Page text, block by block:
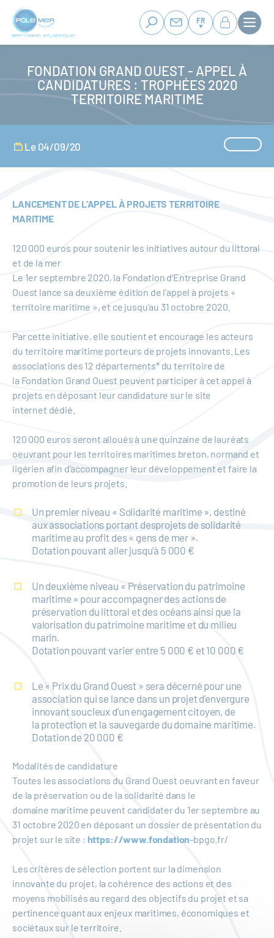
Panneau de gestion des cookies
Aller
contenu
FR
FONDATION GRAND OUEST - APPEL À
CANDIDATURES : TROPHÉES 2020
TERRITOIRE MARITIME
Le 04/09/20
LANCEMENT DE L’APPEL À PROJETS TERRITOIRE
MARITIME
120 000 euros pour soutenir les initiatives autour du littoral
et de la mer
Le 1er septembre 2020, la Fondation d’Entreprise Grand
Ouest lance sa deuxième édition de l’appel à projets «
territoire maritime », et ce jusqu’au 31 octobre 2020.
Par cette initiative, elle soutient et encourage les acteurs
du territoire maritime porteurs de projets innovants. Les
associations des 12 départements* du territoire de
la Fondation Grand Ouest peuvent participer à cet appel à
projets en déposant leur candidature sur le site
internet dédié.
120 000 euros seront alloués à une quinzaine de lauréats
oeuvrant pour les territoires maritimes breton, normand et
ligérien afin d’accompagner leur développement et faire la
promotion de leurs projets.
Un premier niveau « Solidarité maritime », destiné
aux associations portant desprojets de solidarité
maritime au profit des « gens de mer ».
Dotation pouvant aller jusqu’à 5 000 €
Un deuxième niveau « Préservation du patrimoine
maritime » pour accompagner des actions de
préservation du littoral et des océans ainsi que la
valorisation du patrimoine maritime et du milieu
marin.
Dotation pouvant varier entre 5 000 € et 10 000 €
Le « Prix du Grand Ouest » sera décerné pour une
association qui se lance dans un projet d’envergure
innovant soucieux d’un engagement citoyen, de
la protection et la sauvegarde du domaine maritime.
Dotation de 20 000 €
Modalités de candidature
Toutes les associations du Grand Ouest oeuvrant en faveur
de la préservation ou de la solidarité dans le
domaine maritime peuvent candidater du 1er septembre au
31 octobre 2020 en déposant un dossier de présentation du
projet sur le site : https://www.fondation‐bpgo.fr/
Les critères de sélection portent sur la dimension
innovante du projet, la cohérence des actions et des
moyens mobilisés au regard des objectifs du projet et sa
pertinence quant aux enjeux maritimes, économiques et
sociétaux sur le territoire.